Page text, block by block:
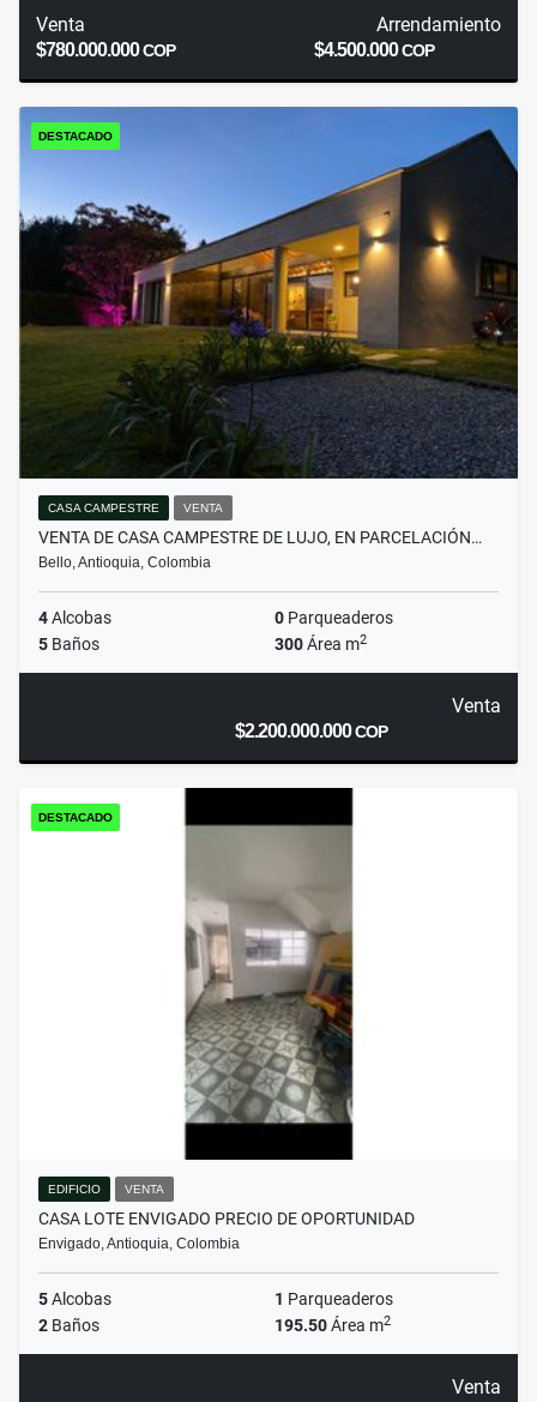
Venta
$780.000.000COP
Arrendamiento
$4.500.000COP
DESTACADO
CASA CAMPESTRE VENTA
VENTA DE CASA CAMPESTRE DE LUJO, EN PARCELACIÓN…
Bello, Antioquia, Colombia
4Alcobas 0 Parqueaderos
5 Baños 300Área m2
Venta
$2.200.000.000COP
DESTACADO
EDIFICIO VENTA
CASA LOTE ENVIGADO PRECIO DE OPORTUNIDAD
Envigado, Antioquia, Colombia
5Alcobas 1 Parqueaderos
2 Baños 195.50Área m2
Venta